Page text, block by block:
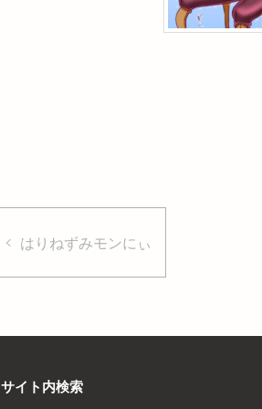
はりねずみモンにぃ
サイト内検索